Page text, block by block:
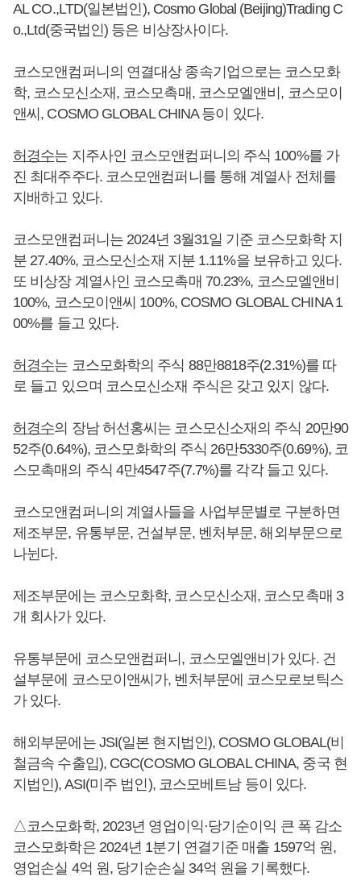
AL CO.,LTD(일본법인), Cosmo Global (Beijing)Trading C
o.,Ltd(중국법인) 등은 비상장사이다.
코스모앤컴퍼니의 연결대상 종속기업으로는 코스모화
학, 코스모신소재, 코스모촉매, 코스모엘앤비, 코스모이
앤씨, COSMO GLOBAL CHINA 등이 있다.
허경수는 지주사인 코스모앤컴퍼니의 주식 100%를 가
진 최대주주다. 코스모앤컴퍼니를 통해 계열사 전체를
지배하고 있다.
코스모앤컴퍼니는 2024년 3월31일 기준 코스모화학 지
분 27.40%, 코스모신소재 지분 1.11%을 보유하고 있다.
또 비상장 계열사인 코스모촉매 70.23%, 코스모엘앤비
100%, 코스모이앤씨 100%, COSMO GLOBAL CHINA 1
00%를 들고 있다.
허경수는 코스모화학의 주식 88만8818주(2.31%)를 따
로 들고 있으며 코스모신소재 주식은 갖고 있지 않다.
허경수의 장남 허선홍씨는 코스모신소재의 주식 20만90
52주(0.64%), 코스모화학의 주식 26만5330주(0.69%), 코
스모촉매의 주식 4만4547주(7.7%)를 각각 들고 있다.
코스모앤컴퍼니의 계열사들을 사업부문별로 구분하면
제조부문, 유통부문, 건설부문, 벤처부문, 해외부문으로
나뉜다.
제조부문에는 코스모화학, 코스모신소재, 코스모촉매 3
개 회사가 있다.
유통부문에 코스모앤컴퍼니, 코스모엘앤비가 있다. 건
설부문에 코스모이앤씨가, 벤처부문에 코스모로보틱스
가 있다.
해외부문에는 JSI(일본 현지법인), COSMO GLOBAL(비
철금속 수출입), CGC(COSMO GLOBAL CHINA, 중국 현
지법인), ASI(미주 법인), 코스모베트남 등이 있다.
△코스모화학, 2023년 영업이익·당기순이익 큰 폭 감소
코스모화학은 2024년 1분기 연결기준 매출 1597억 원,
영업손실 4억 원, 당기순손실 34억 원을 기록했다.